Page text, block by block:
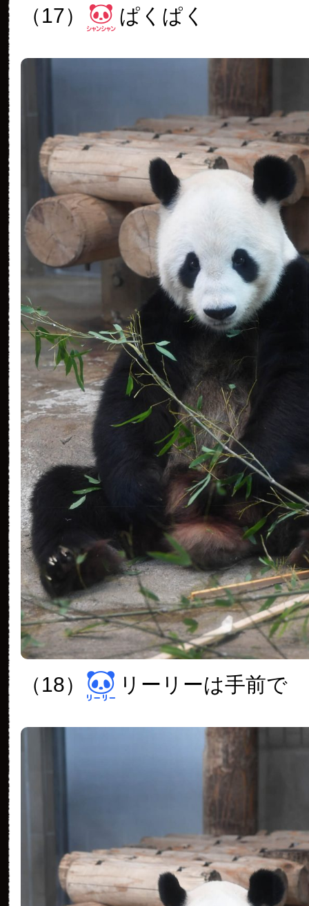
（17） ぱくぱく
（18） リーリーは手前で